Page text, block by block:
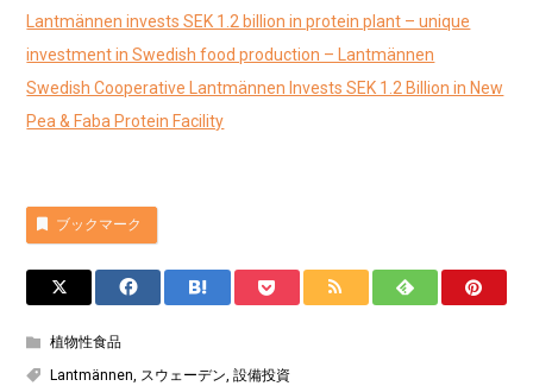
Lantmännen invests SEK 1.2 billion in protein plant – unique
investment in Swedish food production – Lantmännen
Swedish Cooperative Lantmännen Invests SEK 1.2 Billion in New
Pea & Faba Protein Facility
ブックマーク
植物性食品
Lantmännen, スウェーデン,設備投資